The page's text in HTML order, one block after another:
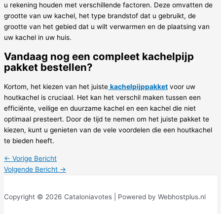
u rekening houden met verschillende factoren. Deze omvatten de
grootte van uw kachel, het type brandstof dat u gebruikt, de
grootte van het gebied dat u wilt verwarmen en de plaatsing van
uw kachel in uw huis.
Vandaag nog een compleet kachelpijp
pakket bestellen?
Kortom, het kiezen van het juiste kachelpijppakket voor uw
houtkachel is cruciaal. Het kan het verschil maken tussen een
efficiënte, veilige en duurzame kachel en een kachel die niet
optimaal presteert. Door de tijd te nemen om het juiste pakket te
kiezen, kunt u genieten van de vele voordelen die een houtkachel
te bieden heeft.
← Vorige Bericht
Volgende Bericht →
Copyright © 2026 Cataloniavotes | Powered by Webhostplus.nl